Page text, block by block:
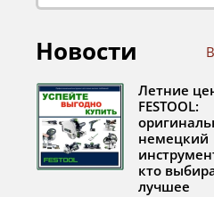
Новости
Летние
FESTOOL:
немецкий
кто
лучшее